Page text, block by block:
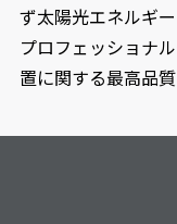
ず太陽光エネルギ
プロフェッショナ
置に関する最高品